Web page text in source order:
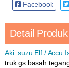
Facebook
Detail Produk
Aki Isuzu Elf / Accu
truk gs basah